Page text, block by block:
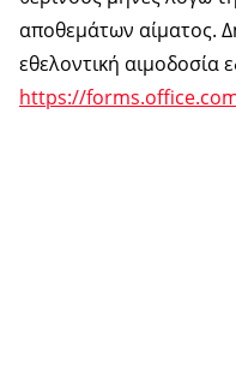
αποθεμάτων αίματος.
εθελοντική αιμοδοσία
https://